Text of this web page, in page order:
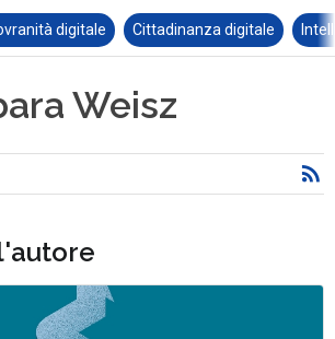
digitale Cittadinanza digitale
Weisz